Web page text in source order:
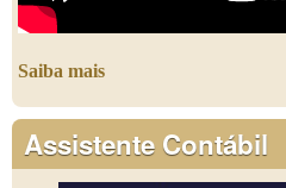
Saiba mais
Assistente Contábil